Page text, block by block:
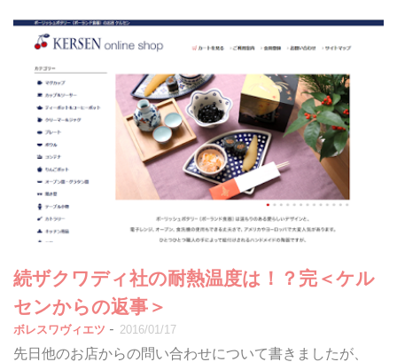
続ザクワディ社の耐熱温度は！？完＜ケル
センからの返事＞
ボレスワヴィエツ - 2016/01/17
先日他のお店からの問い合わせについて書きましたが、